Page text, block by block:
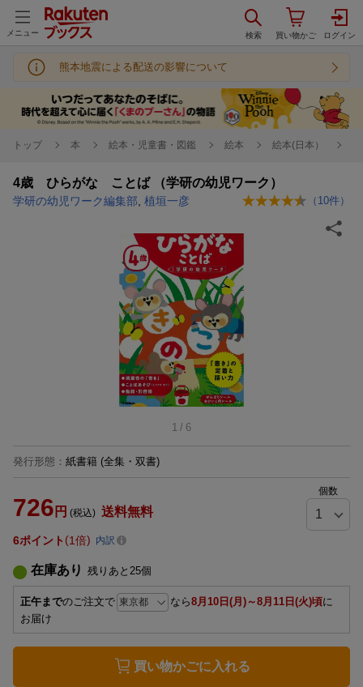
メニュー
熊本地震による配送の影響について
トップ 本 絵本・児童書・図鑑 絵本 絵本(日本）
4歳 ひらがな ことば （学研の幼児ワーク）
学研の幼児ワーク編集部 植垣一彦 （ 10件）
1 / 6
発行形態 ： 紙書籍 (全集・双書)
726 円 (税込) 送料無料
個数
6ポイント 1倍 内訳
在庫あり 残りあと 25個
正午までのご注文で なら8月10日(月)～8月11日(火)頃に
お届け
買い物かごに入れる